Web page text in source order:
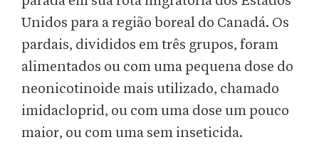
Unidos para a região boreal do Canadá. Os
pardais, divididos em três grupos, foram
alimentados ou com uma pequena dose do
neonicotinoide mais utilizado, chamado
imidacloprid, ou com uma dose um pouco
maior, ou com uma sem inseticida.